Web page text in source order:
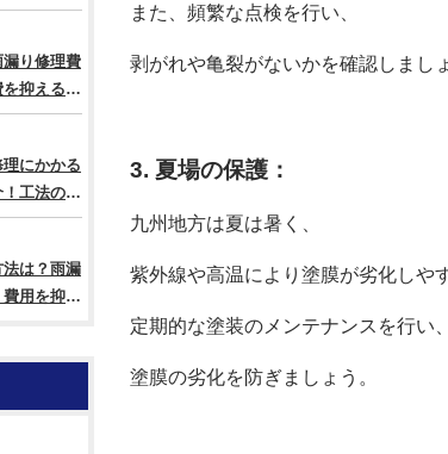
また、頻繁な点検を行い、
剥がれや亀裂がないかを確認しまし
3. 夏場の保護：
九州地方は夏は暑く、
紫外線や高温により塗膜が劣化しや
定期的な塗装のメンテナンスを行い、
塗膜の劣化を防ぎましょう。
り修理費
抑える方
にかかる
工法の違
は？雨漏
用を抑え